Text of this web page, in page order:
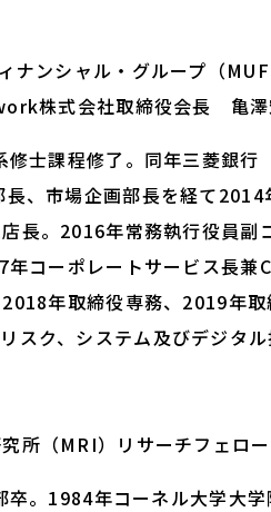
ナンシャル・グループ（
株式会社取締役会長 亀澤
士課程修了。同年三菱銀行
、市場企画部長を経て
長。2016年常務執行役員副
コーポレートサービス長
年取締役専務、2019年
スク、システム及びデジタ
所（MRI）リサーチフェロ
卒。1984年コーネル大学大